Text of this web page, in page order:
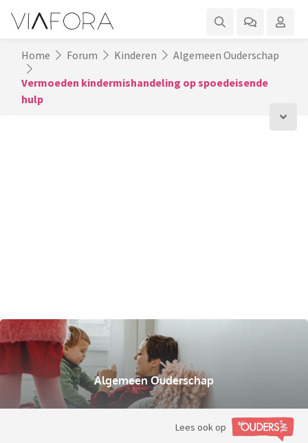
Home Forum Kinderen
Algemeen Ouderschap
Vermoeden kindermishandeling op spoedeisende
hulp
Algemeen Ouderschap
Lees ook op